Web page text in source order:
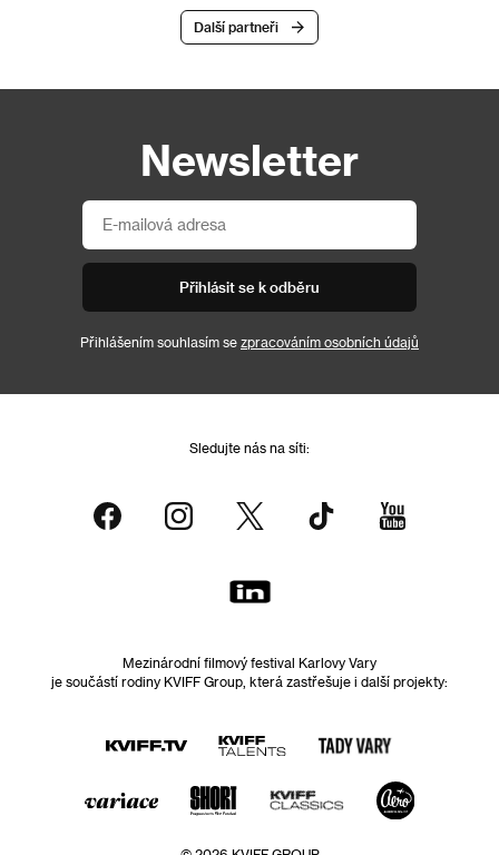
Další partneři
Newsletter
Přihlásit se k odběru
Přihlášením souhlasím se zpracováním osobních údajů
Sledujte nás na síti:
Mezinárodní filmový festival Karlovy Vary
je součástí rodiny KVIFF Group, která zastřešuje i další projekty: